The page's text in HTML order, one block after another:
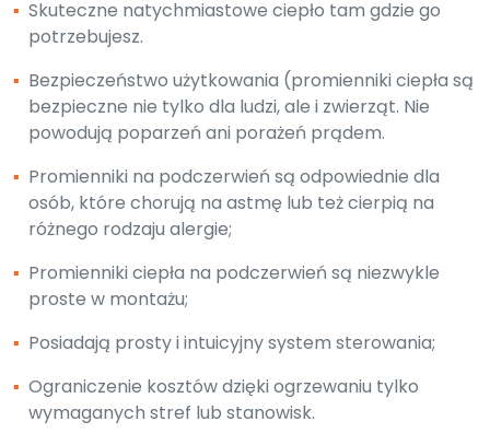
▪ Skuteczne natychmiastowe ciepło tam gdzie go
potrzebujesz.
▪ Bezpieczeństwo użytkowania (promienniki ciepła są
bezpieczne nie tylko dla ludzi, ale i zwierząt. Nie
powodują poparzeń ani porażeń prądem.
▪ Promienniki na podczerwień są odpowiednie dla
osób, które chorują na astmę lub też cierpią na
różnego rodzaju alergie;
▪ Promienniki ciepła na podczerwień są niezwykle
proste w montażu;
▪ Posiadają prosty i intuicyjny system sterowania;
▪ Ograniczenie kosztów dzięki ogrzewaniu tylko
wymaganych stref lub stanowisk.